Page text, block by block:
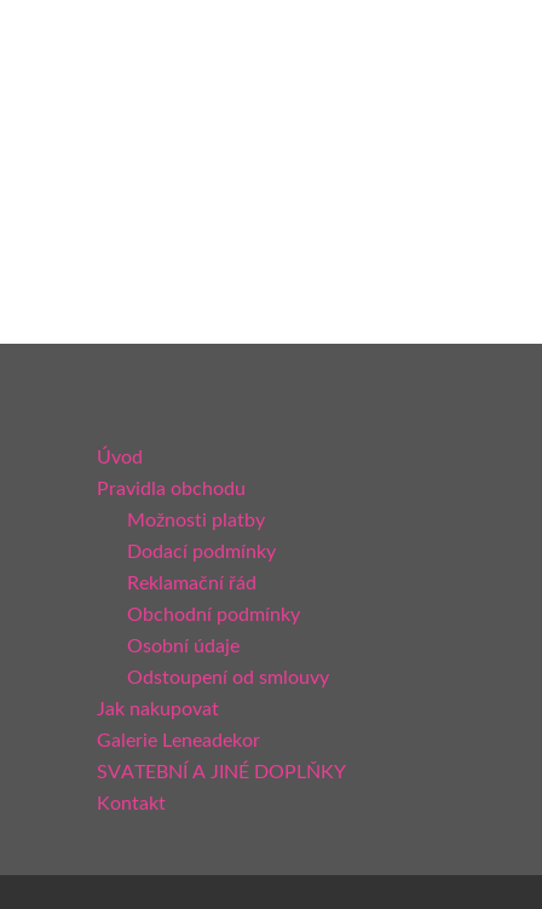
Úvod
Pravidla obchodu
Možnosti platby
Dodací podmínky
Reklamační řád
Obchodní podmínky
Osobní údaje
Odstoupení od smlouvy
Jak nakupovat
Galerie Leneadekor
SVATEBNÍ A JINÉ DOPLŇKY
Kontakt